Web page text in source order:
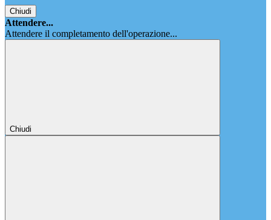
Chiudi
Attendere...
Attendere il completamento dell'operazione...
Chiudi